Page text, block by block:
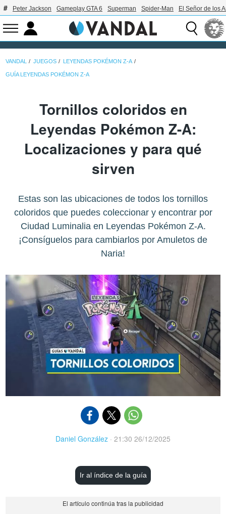
Peter Jackson Gameplay GTA 6 Superman Spider-Man El Señor de los
VANDAL JUEGOS LEYENDAS POKÉMON Z-A
GUÍA LEYENDAS POKÉMON Z-A
Tornillos coloridos en
Leyendas Pokémon Z-A:
Localizaciones y para qué
sirven
Estas son las ubicaciones de todos los tornillos
coloridos que puedes coleccionar y encontrar por
Ciudad Luminalia en Leyendas Pokémon Z-A.
¡Consíguelos para cambiarlos por Amuletos de
Naria!
Daniel González · 21:30 26/12/2025
Ir al índice de la guía